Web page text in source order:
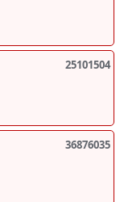
25101504
36876035